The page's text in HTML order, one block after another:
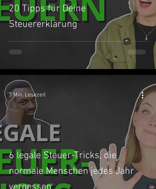
20 Tipps für Deine
Steuererklärung
6 legale Steuer-Tricks, die
normale Menschen jedes Jahr
3 Min. Lesezeit